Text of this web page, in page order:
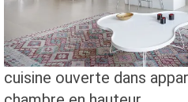
cuisine ouverte dans